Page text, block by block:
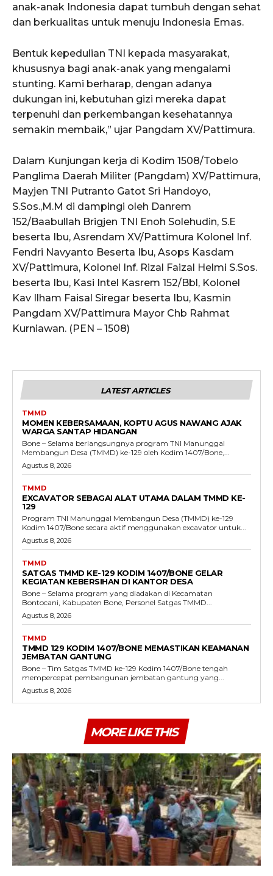
anak-anak Indonesia dapat tumbuh dengan sehat
dan berkualitas untuk menuju Indonesia Emas.
Bentuk kepedulian TNI kepada masyarakat,
khususnya bagi anak-anak yang mengalami
stunting. Kami berharap, dengan adanya
dukungan ini, kebutuhan gizi mereka dapat
terpenuhi dan perkembangan kesehatannya
semakin membaik,” ujar Pangdam XV/Pattimura.
Dalam Kunjungan kerja di Kodim 1508/Tobelo
Panglima Daerah Militer (Pangdam) XV/Pattimura,
Mayjen TNI Putranto Gatot Sri Handoyo,
S.Sos.,M.M di dampingi oleh Danrem
152/Baabullah Brigjen TNI Enoh Solehudin, S.E
beserta Ibu, Asrendam XV/Pattimura Kolonel Inf.
Fendri Navyanto Beserta Ibu, Asops Kasdam
XV/Pattimura, Kolonel Inf. Rizal Faizal Helmi S.Sos.
beserta Ibu, Kasi Intel Kasrem 152/Bbl, Kolonel
Kav Ilham Faisal Siregar beserta Ibu, Kasmin
Pangdam XV/Pattimura Mayor Chb Rahmat
Kurniawan. (PEN – 1508)
LATEST ARTICLES
TMMD
MOMEN KEBERSAMAAN, KOPTU AGUS NAWANG AJAK
WARGA SANTAP HIDANGAN
Bone – Selama berlangsungnya program TNI Manunggal
Membangun Desa (TMMD) ke-129 oleh Kodim 1407/Bone,...
Agustus 8, 2026
TMMD
EXCAVATOR SEBAGAI ALAT UTAMA DALAM TMMD KE-
129
Program TNI Manunggal Membangun Desa (TMMD) ke-129
Kodim 1407/Bone secara aktif menggunakan excavator untuk...
Agustus 8, 2026
TMMD
SATGAS TMMD KE-129 KODIM 1407/BONE GELAR
KEGIATAN KEBERSIHAN DI KANTOR DESA
Bone – Selama program yang diadakan di Kecamatan
Bontocani, Kabupaten Bone, Personel Satgas TMMD...
Agustus 8, 2026
TMMD
TMMD 129 KODIM 1407/BONE MEMASTIKAN KEAMANAN
JEMBATAN GANTUNG
Bone – Tim Satgas TMMD ke-129 Kodim 1407/Bone tengah
mempercepat pembangunan jembatan gantung yang...
Agustus 8, 2026
MORE LIKE THIS